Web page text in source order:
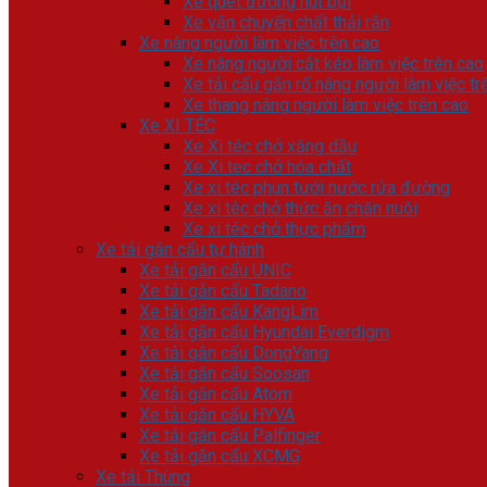
Xe vận chuyển chất thải rắn
Xe nâng người làm việc trên cao
Xe nâng người cắt kéo làm việc trên cao
Xe tải cẩu gắn rổ nâng người làm việc
Xe thang nâng người làm việc trên cao
Xe XI TÉC
Xe Xi téc chở xăng dầu
Xe Xi tec chở hóa chất
Xe xi téc phun tưới nước rửa đường
Xe xi téc chở thức ăn chăn nuôi
Xe xi téc chở thực phẩm
Xe tải gắn cẩu tự hành
Xe tải gắn cẩu UNIC
Xe tải gắn cẩu Tadano
Xe tải gắn cẩu KangLim
Xe tải gắn cẩu Hyundai Everdigm
Xe tải gắn cẩu DongYang
Xe tải gắn cẩu Soosan
Xe tải gắn cẩu Atom
Xe tải gắn cẩu HYVA
Xe tải gắn cẩu Palfinger
Xe tải gắn cẩu XCMG
Xe tải Thùng